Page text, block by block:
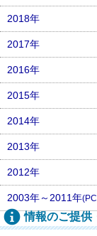
2018年
2017年
2016年
2015年
2014年
2013年
2012年
2003年～2011年
情報のご提供